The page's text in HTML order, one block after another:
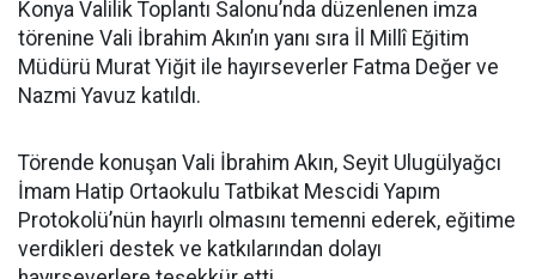
Konya Valilik Toplantı Salonu’nda düzenlenen imza
törenine Vali İbrahim Akın’ın yanı sıra İl Millî Eğitim
Müdürü Murat Yiğit ile hayırseverler Fatma Değer ve
Nazmi Yavuz katıldı.
Törende konuşan Vali İbrahim Akın, Seyit Ulugülyağcı
İmam Hatip Ortaokulu Tatbikat Mescidi Yapım
Protokolü’nün hayırlı olmasını temenni ederek, eğitime
verdikleri destek ve katkılarından dolayı